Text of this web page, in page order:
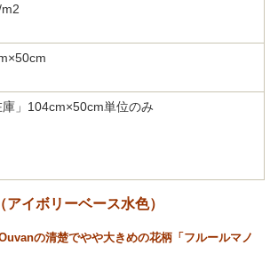
庫」104cm×50cm単位のみ
イボリーベース水色）
の清楚でやや大きめの花柄「フルールマノ